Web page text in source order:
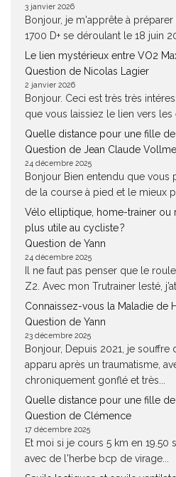
3 janvier 2026
Bonjour, je m'apprête à
1700 D+ se déroulant le 18 juin
Le lien mystérieux entre VO2
Question de Nicolas Lagier
2 janvier 2026
Bonjour. Ceci est très très
que vous laissiez le lien vers les
Quelle distance pour une fille de
Question de Jean Claude
24 décembre 2025
Bonjour Bien entendu que vous
de la course à pied et le mieux
Vélo elliptique, home-trainer ou
plus utile au cycliste ?
Question de Yann
24 décembre 2025
Il ne faut pas penser que le
Z2. Avec mon Trutrainer lesté,
Connaissez-vous la Maladie de
Question de Yann
23 décembre 2025
Bonjour, Depuis 2021, je souffre
apparu après un traumatisme,
chroniquement gonflé et très...
Quelle distance pour une fille de
Question de Clémence
17 décembre 2025
Et moi si je cours 5 km en 19.50
avec de l'herbe bcp de virage...